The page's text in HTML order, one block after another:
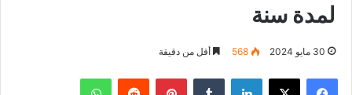
لمدة سنة
30 مايو 2024 568 أقل من دقيقة
فيسبوك ‫X لينكدإن بينتيريست واتساب